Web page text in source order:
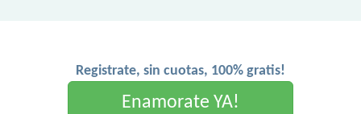
Registrate, sin cuotas, 100% gratis!
Enamorate YA!